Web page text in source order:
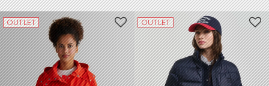
OUTLET OUTLET